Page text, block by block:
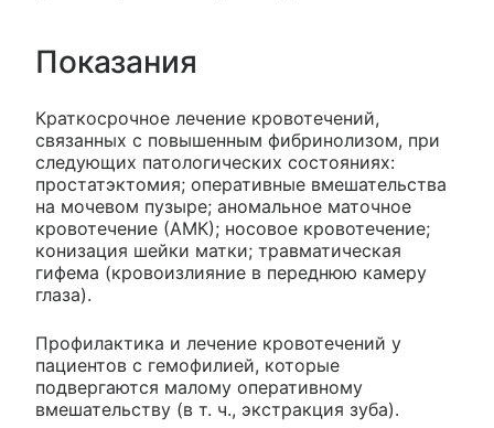
Показания
Краткосрочное лечение кровотечений,
связанных с повышенным фибринолизом, при
следующих патологических состояниях:
простатэктомия; оперативные вмешательства
на мочевом пузыре; аномальное маточное
кровотечение (АМК); носовое кровотечение;
конизация шейки матки; травматическая
гифема (кровоизлияние в переднюю камеру
глаза).
Профилактика и лечение кровотечений у
пациентов с гемофилией, которые
подвергаются малому оперативному
вмешательству (в т. ч., экстракция зуба).